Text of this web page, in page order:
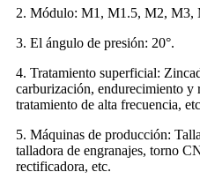
2. Módulo: M1, M1.5, M2, M3,
3. El ángulo de presión: 20°.
4. Tratamiento superficial:
carburización, endurecimiento y
tratamiento de alta frecuencia,
5. Máquinas de producción:
talladora de engranajes, torno
rectificadora, etc.